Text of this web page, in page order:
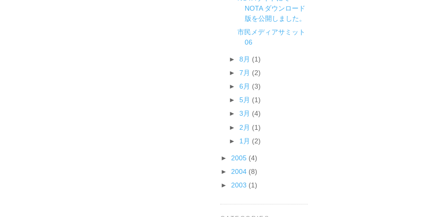
NOTA ダウンロード
版を公開しました。
市民メディアサミット
06
► 8月 (1)
► 7月 (2)
► 6月 (3)
► 5月 (1)
► 3月 (4)
► 2月 (1)
► 1月 (2)
► 2005 (4)
► 2004 (8)
► 2003 (1)